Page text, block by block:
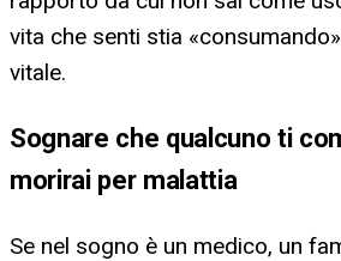
vita che senti stia
vitale.
Sognare che qualcuno ti
morirai per malattia
Se nel sogno è un medico, un